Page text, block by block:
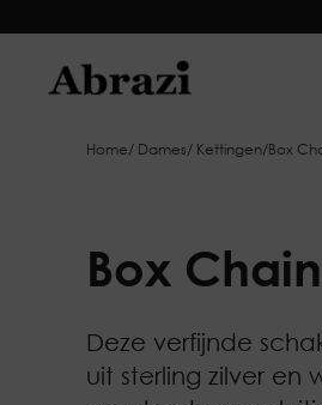
Home/ Dames/ Kettingen/Box
Box
Deze verfijnde
uit sterling zilver en